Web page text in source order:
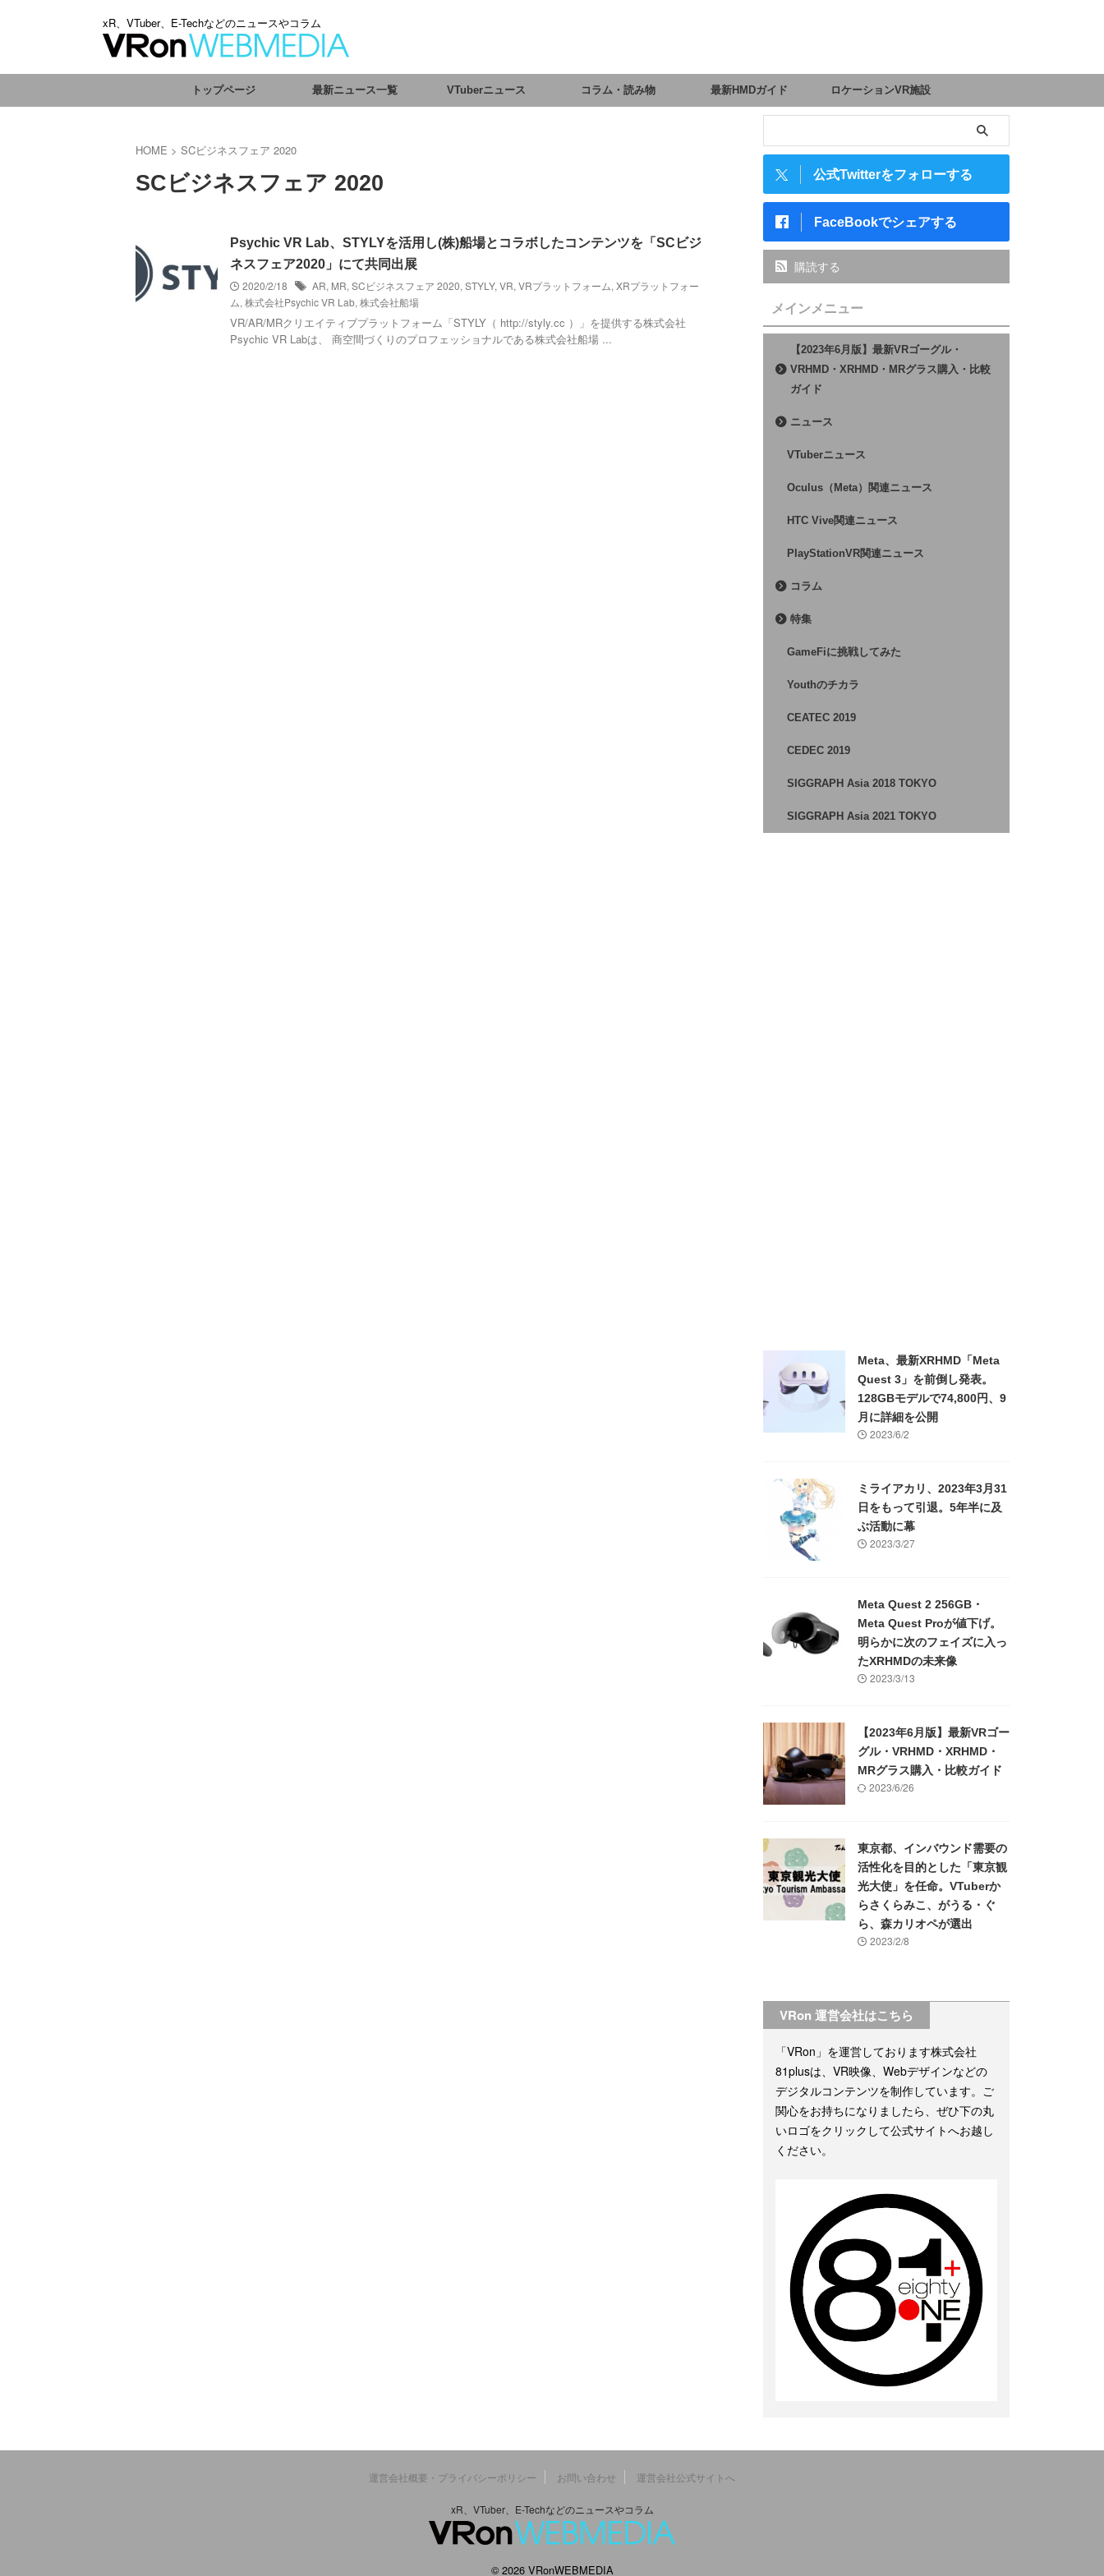
xR、VTuber、E-Techなどのニュースやコラム
トップページ 最新ニュース一覧 VTuberニュース コラム・読み物 最新HMDガイド ロケーションVR施設
HOME > SCビジネスフェア 2020
SCビジネスフェア 2020
Psychic VR Lab、STYLYを活用し(株)船場とコラボしたコンテンツを「SCビジ
ネスフェア2020」にて共同出展
2020/2/18
AR, MR, SCビジネスフェア 2020, STYLY, VR, VRプラットフォーム, XRプラットフォー
ム, 株式会社Psychic VR Lab, 株式会社船場
VR/AR/MRクリエイティブプラットフォーム「STYLY（ http://styly.cc ）」を提供する株式会社
Psychic VR Labは、 商空間づくりのプロフェッショナルである株式会社船場 ...
公式Twitterをフォローする
FaceBookでシェアする
購読する
メインメニュー
【2023年6月版】最新VRゴーグル・
VRHMD・XRHMD・MRグラス購入・比較
ガイド
ニュース
VTuberニュース
Oculus（Meta）関連ニュース
HTC Vive関連ニュース
PlayStationVR関連ニュース
コラム
特集
GameFiに挑戦してみた
Youthのチカラ
CEATEC 2019
CEDEC 2019
SIGGRAPH Asia 2018 TOKYO
SIGGRAPH Asia 2021 TOKYO
Meta、最新XRHMD「Meta
Quest 3」を前倒し発表。
128GBモデルで74,800円、9
月に詳細を公開
2023/6/2
ミライアカリ、2023年3月31
日をもって引退。5年半に及
ぶ活動に幕
2023/3/27
Meta Quest 2 256GB・
Meta Quest Proが値下げ。
明らかに次のフェイズに入っ
たXRHMDの未来像
2023/3/13
【2023年6月版】最新VRゴー
グル・VRHMD・XRHMD・
MRグラス購入・比較ガイド
2023/6/26
東京都、インバウンド需要の
活性化を目的とした「東京観
光大使」を任命。VTuberか
らさくらみこ、がうる・ぐ
ら、森カリオペが選出
2023/2/8
VRon 運営会社はこちら
「VRon」を運営しております株式会社
81plusは、VR映像、Webデザインなどの
デジタルコンテンツを制作しています。ご
関心をお持ちになりましたら、ぜひ下の丸
いロゴをクリックして公式サイトへお越し
ください。
運営会社概要・プライバシーポリシー お問い合わせ 運営会社公式サイトへ
xR、VTuber、E-Techなどのニュースやコラム
© 2026 VRonWEBMEDIA